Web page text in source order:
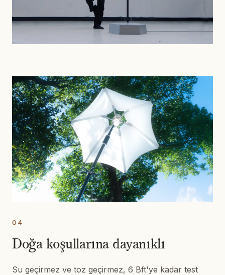
04
Doğa koşullarına dayanıklı
Su geçirmez ve toz geçirmez, 6 Bft'ye kadar test